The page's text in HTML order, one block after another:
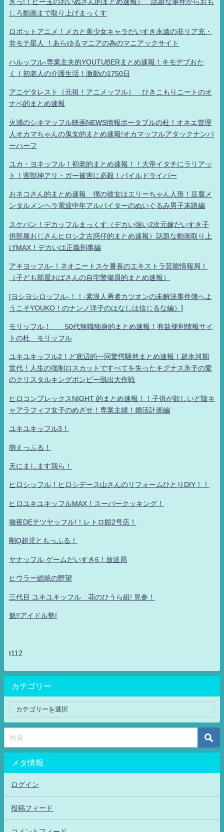
きっ!！ビー玉のおいぬさん的まとめ速報） 話題な事件からおも
しろ動画まで取り上げまっくす
ロボットアニメ！メカと美少女キャラだいすき永遠の非リア充・
非モテ星人 ！あらゆるマニアの為のマニアックサイト
ハルッフル-専業主夫的YOUTUBERまとめ速報！キモデブおた
く！初老人の介護生活！激動の1750日
アニゲタレスト（元祖！アニメッフル） ひきこもりニートのオ
ナベ的まとめ速報
火浦のシネマッフル映画NEWS情報ポータブルの杜！オネエ管理
人オカマちゃんの鬼女的まとめ速報!オカマッフルアタックナンバ
ーハーフ
ユカ・ヨネッフル！初老的まとめ速報！！大帝イタチにラリアッ
ト！害獣神アリ・ガー被害に必殺！パイルドライバー
おネコさん的まとめ速報 僕の彼女はエリーちゃん人形！豆腐メ
ンタルメンヘラ電波中年アルバイターのぬいぐるみ男子末路編
スケバン！デカッフルまっくす（デカい強い2次元嫁だいすき子
供部屋おじさんヒロシ之古惑仔的まとめ速報）話題な動画取り上
げMAX！デカいは正義刑事編
アキヨッフル-！ネオニートスケ番長のエキストラ芸能情報局！
（子ども部屋おばさんの自宅警備員的まとめ速報）
[ヨシヨシロッフル-！！-素浪人勇者カツオンの未解決事件簿へよ
うこそYOUKO！のナンノ洋子のはなしは信じるな編）]
モリッフル！ 50代無職独身的まとめ速報！有益便利情報サイ
トの杜 モリッフル
ユキユキッフル2！ど底辺的一同驚愕騒然まとめ速報！超氷河期
世代！人生の強制ロスカットですべてを失ったキグナス氷子の愛
のクリスタルキングボンビー脱出大作戦
ヒロコンプレックスNIGHT 的まとめ速報！！子供が欲しいど陰キ
ャアラフィフ女子のめざせ！専業主婦！婚活計画編
ユキユキッフル3！
萌えっふる！
天にまします我ら！
ヒロシッフル！ヒロシデース山さんのリフォームひとりDIY！！
ヒロユキユキッフルMAX！スーパークッキング！
徹夜DEテツヤッフル!！レトロ館2号店！
剛Q超児ともっふる！
ヤナッフル ゲームだいすき6！放送局
ヒウラー総統の野望
三代目 ユキユキッフル 花のひうら組! 見参！
魁!!アイドル塾!
t112
カテゴリー
メタ情報
ログイン
投稿フィード